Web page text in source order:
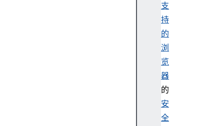
支
持
的
浏
览
器
的
安
全